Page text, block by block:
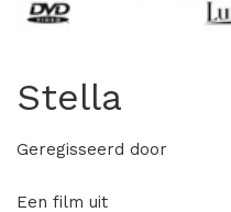
Stella
Geregisseerd door
Een film uit